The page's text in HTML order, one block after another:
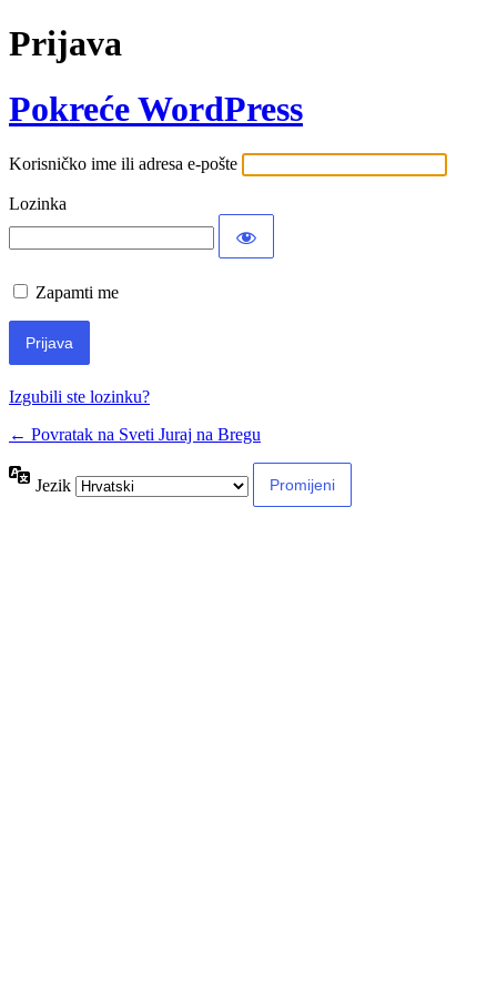
Prijava
Pokreće WordPress
Korisničko ime ili adresa e-pošte
Lozinka
Zapamti me
Izgubili ste lozinku?
← Povratak na Sveti Juraj na Bregu
Jezik